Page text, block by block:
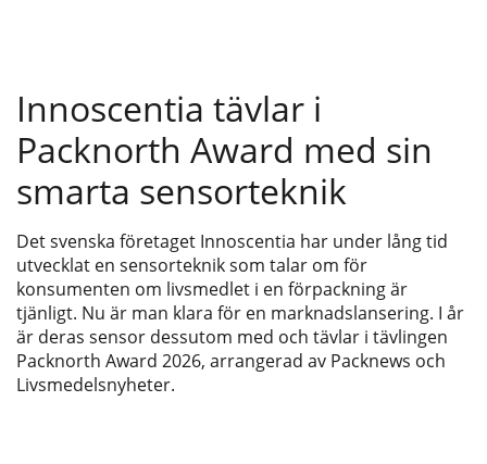
Innoscentia tävlar i
Packnorth Award med sin
smarta sensorteknik
Det svenska företaget Innoscentia har under lång tid
utvecklat en sensorteknik som talar om för
konsumenten om livsmedlet i en förpackning är
tjänligt. Nu är man klara för en marknadslansering. I år
är deras sensor dessutom med och tävlar i tävlingen
Packnorth Award 2026, arrangerad av Packnews och
Livsmedelsnyheter.